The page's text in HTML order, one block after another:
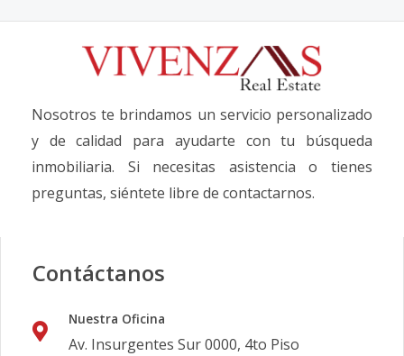
Nosotros te brindamos un servicio personalizado
y de calidad para ayudarte con tu búsqueda
inmobiliaria. Si necesitas asistencia o tienes
preguntas, siéntete libre de contactarnos.
Contáctanos
Nuestra Oficina
Av. Insurgentes Sur 0000, 4to Piso